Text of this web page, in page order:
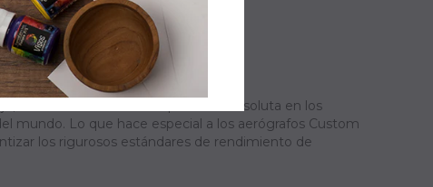
adicionalmente de una precisión absoluta en los
mundo. Lo que hace especial a los aerógrafos Custom
los rigurosos estándares de rendimiento de